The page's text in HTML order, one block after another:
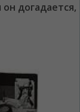
догадается,